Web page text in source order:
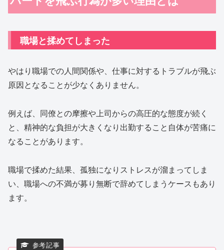
職場と揉めてしまった
やはり職場での人間関係や、仕事に対するトラブルが飛ぶ
原因となることが少なくありません。
例えば、同僚との摩擦や上司からの高圧的な態度が続く
と、精神的な負担が大きくなり出勤すること自体が苦痛に
なることがあります。
職場で揉めた結果、孤独になりストレスが溜まってしま
い、職場への不満が募り無断で辞めてしまうケースもあり
ます。